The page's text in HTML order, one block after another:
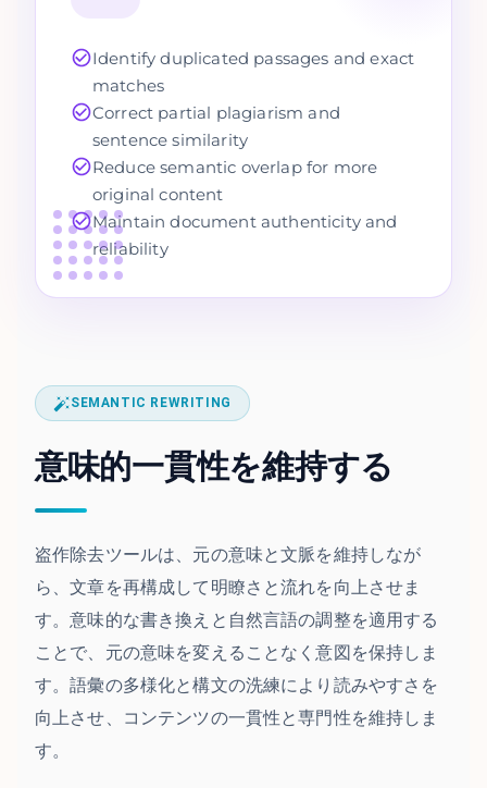
Identify duplicated passages and exact
matches
Correct partial plagiarism and
sentence similarity
Reduce semantic overlap for more
original content
Maintain document authenticity and
reliability
SEMANTIC REWRITING
意味的一貫性を維持する
盗作除去ツールは、元の意味と文脈を維持しなが
ら、文章を再構成して明瞭さと流れを向上させま
す。意味的な書き換えと自然言語の調整を適用する
ことで、元の意味を変えることなく意図を保持しま
す。語彙の多様化と構文の洗練により読みやすさを
向上させ、コンテンツの一貫性と専門性を維持しま
す。